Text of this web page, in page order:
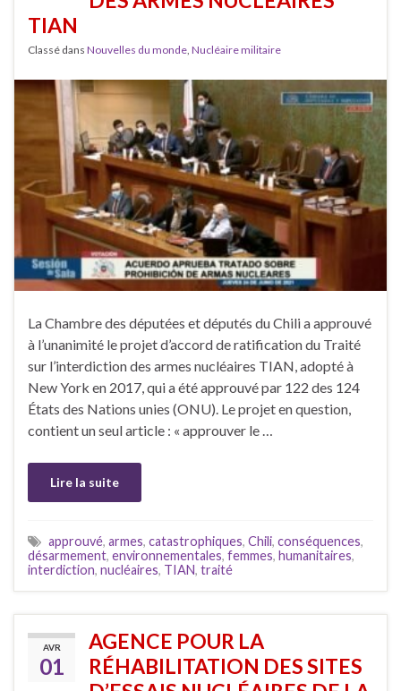
TIAN
Classé dans Nouvelles du monde, Nucléaire militaire
La Chambre des députées et députés du Chili a approuvé
à l’unanimité le projet d’accord de ratification du Traité
sur l’interdiction des armes nucléaires TIAN, adopté à
New York en 2017, qui a été approuvé par 122 des 124
États des Nations unies (ONU). Le projet en question,
contient un seul article : « approuver le …
Lire la suite
approuvé, armes, catastrophiques, Chili, conséquences,
désarmement, environnementales, femmes, humanitaires,
interdiction, nucléaires, TIAN, traité
AVR
01
AGENCE POUR LA
RÉHABILITATION DES SITES